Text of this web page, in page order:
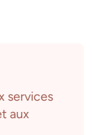
services
aux